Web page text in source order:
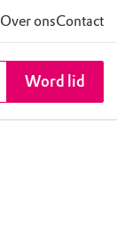
Over onsContact
Word lid